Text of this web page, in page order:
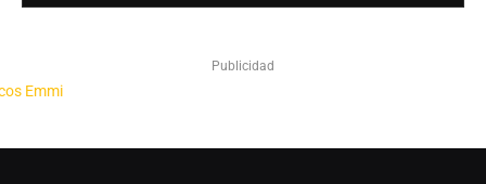
Publicidad